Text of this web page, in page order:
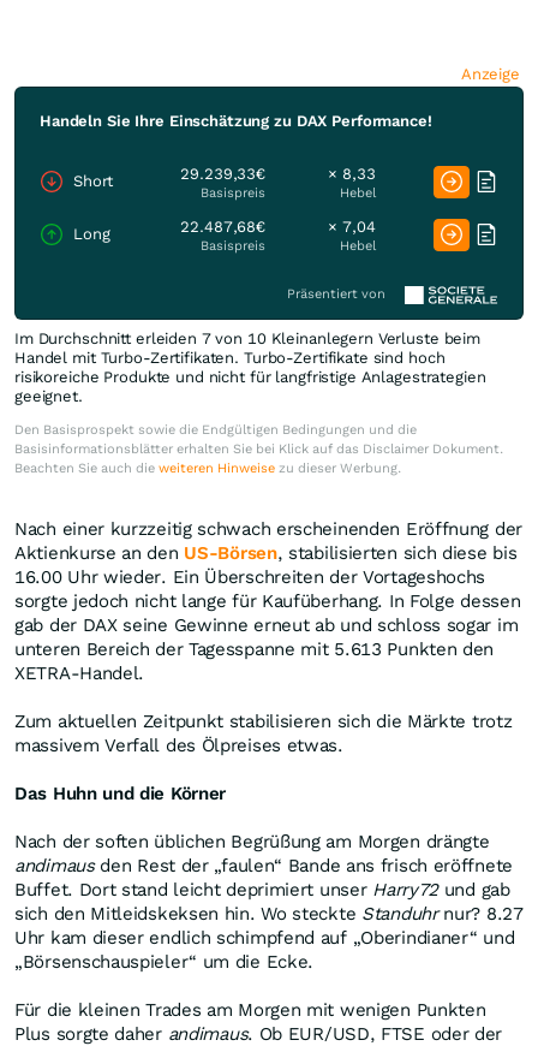
Anzeige
Handeln Sie Ihre Einschätzung zu DAX Performance!
Short 29.239,33€
Basispreis
× 8,33
Hebel
Long 22.487,68€
Basispreis
× 7,04
Hebel
Präsentiert von
Im Durchschnitt erleiden 7 von 10 Kleinanlegern Verluste beim
Handel mit Turbo-Zertifikaten. Turbo-Zertifikate sind hoch
risikoreiche Produkte und nicht für langfristige Anlagestrategien
geeignet.
Den Basisprospekt sowie die Endgültigen Bedingungen und die
Basisinformationsblätter erhalten Sie bei Klick auf das Disclaimer Dokument.
Beachten Sie auch die weiteren Hinweise zu dieser Werbung.
Nach einer kurzzeitig schwach erscheinenden Eröffnung der
Aktienkurse an den US-Börsen, stabilisierten sich diese bis
16.00 Uhr wieder. Ein Überschreiten der Vortageshochs
sorgte jedoch nicht lange für Kaufüberhang. In Folge dessen
gab der DAX seine Gewinne erneut ab und schloss sogar im
unteren Bereich der Tagesspanne mit 5.613 Punkten den
XETRA-Handel.
Zum aktuellen Zeitpunkt stabilisieren sich die Märkte trotz
massivem Verfall des Ölpreises etwas.
Das Huhn und die Körner
Nach der soften üblichen Begrüßung am Morgen drängte
andimausden Rest der „faulen“ Bande ans frisch eröffnete
Buffet. Dort stand leicht deprimiert unser Harry72und gab
sich den Mitleidskeksen hin. Wo steckte Standuhrnur? 8.27
Uhr kam dieser endlich schimpfend auf „Oberindianer“ und
„Börsenschauspieler“ um die Ecke.
Für die kleinen Trades am Morgen mit wenigen Punkten
Plus sorgte daher andimaus. Ob EUR/USD, FTSE oder der